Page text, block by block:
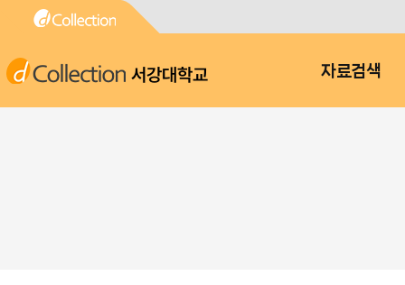
서강대학교 자료검색